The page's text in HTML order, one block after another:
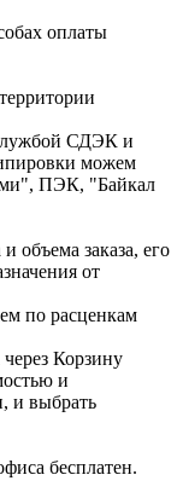
оплаты
СДЭК и
можем
ПЭК, "Байкал
объема заказа, его
от
по расценкам
Корзину
и
и выбрать
бесплатен.